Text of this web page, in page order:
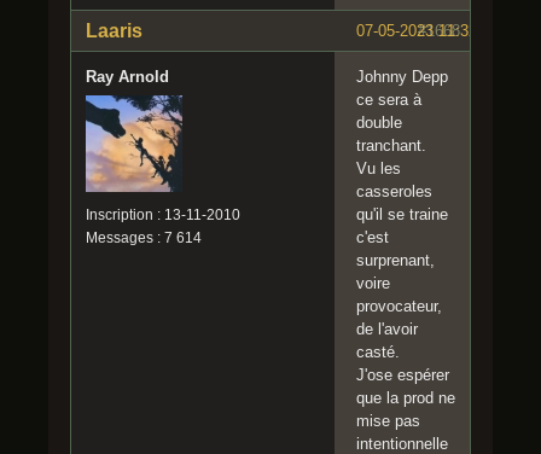
#1668
07-05-2023 11:32:27
Laaris
Ray Arnold
Inscription : 13-11-2010
Messages : 7 614
Johnny Depp
ce sera à
double
tranchant.
Vu les
casseroles
qu'il se traine
c'est
surprenant,
voire
provocateur,
de l'avoir
casté.
J'ose espérer
que la prod ne
mise pas
intentionnelle